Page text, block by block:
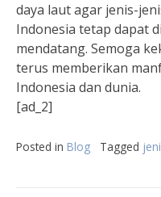
daya laut agar jenis-
Indonesia tetap dapat
mendatang. Semoga
terus memberikan
Indonesia dan dunia.
[ad_2]
Posted in Blog Tagged